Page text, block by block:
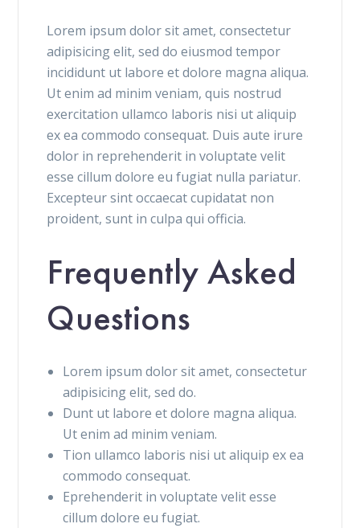
Lorem ipsum dolor sit amet, consectetur
adipisicing elit, sed do eiusmod tempor
incididunt ut labore et dolore magna aliqua.
Ut enim ad minim veniam, quis nostrud
exercitation ullamco laboris nisi ut aliquip
ex ea commodo consequat. Duis aute irure
dolor in reprehenderit in voluptate velit
esse cillum dolore eu fugiat nulla pariatur.
Excepteur sint occaecat cupidatat non
proident, sunt in culpa qui officia.
Frequently Asked
Questions
Lorem ipsum dolor sit amet, consectetur
adipisicing elit, sed do.
Dunt ut labore et dolore magna aliqua.
Ut enim ad minim veniam.
Tion ullamco laboris nisi ut aliquip ex ea
commodo consequat.
Eprehenderit in voluptate velit esse
cillum dolore eu fugiat.